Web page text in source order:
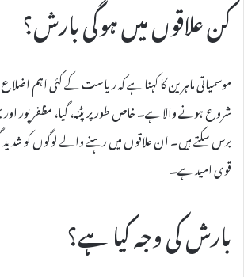
کن علاقوں میں ہوگی بارش؟
موسمیاتی ماہرین کا کہنا ہے کہ ریاست کے کئی اہم
شروع ہونے والا ہے۔ خاص طور پر پٹنہ، گیا، مظفرپور اور
برس سکتے ہیں۔ ان علاقوں میں رہنے والے لوگوں کو
قوی امید ہے۔
بارش کی وجہ کیا ہے؟